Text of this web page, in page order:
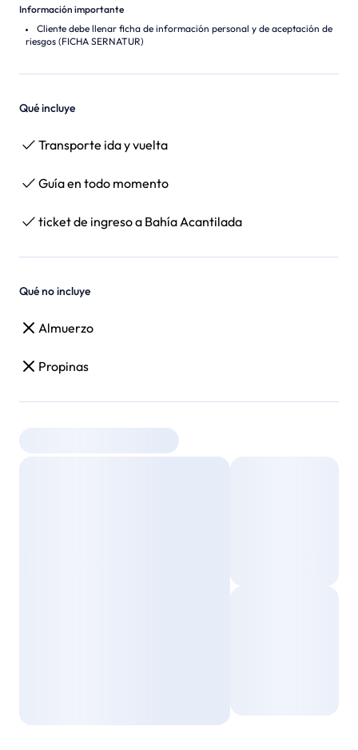
Información importante
Cliente debe llenar ficha de información personal y de aceptación de
riesgos (FICHA SERNATUR)
Qué incluye
Transporte ida y vuelta
Guía en todo momento
ticket de ingreso a Bahía Acantilada
Qué no incluye
Almuerzo
Propinas